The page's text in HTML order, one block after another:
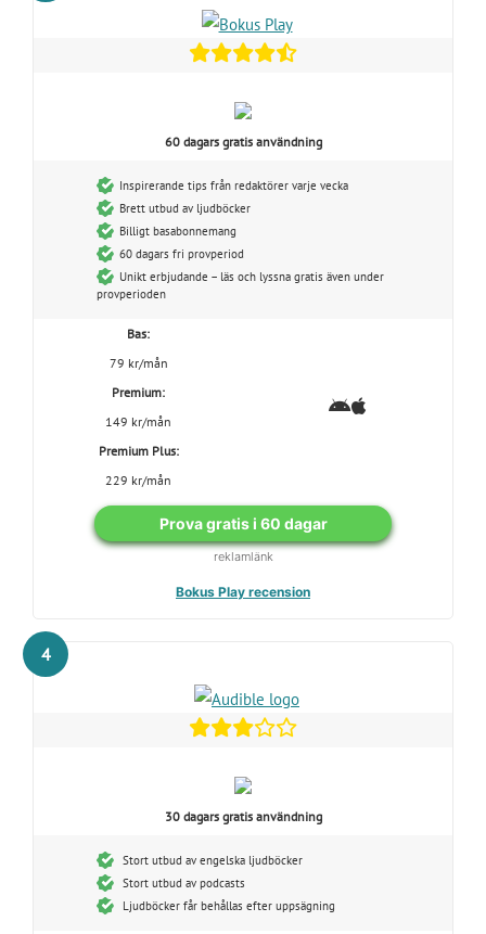
60 dagars gratis användning
Inspirerande tips från redaktörer varje vecka
Brett utbud av ljudböcker
Billigt basabonnemang
60 dagars fri provperiod
Unikt erbjudande – läs och lyssna gratis även under
provperioden
Bas:
79 kr/mån
Premium:
149 kr/mån
Premium Plus:
229 kr/mån
Prova gratis i 60 dagar
reklamlänk
Bokus Play recension
4
30 dagars gratis användning
Stort utbud av engelska ljudböcker
Stort utbud av podcasts
Ljudböcker får behållas efter uppsägning